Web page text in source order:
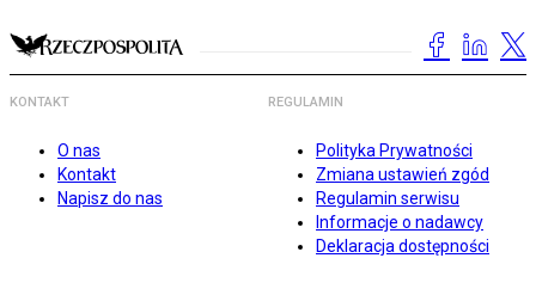
KONTAKT
O nas
Kontakt
Napisz do nas
REGULAMIN
Polityka Prywatności
Zmiana ustawień zgód
Regulamin serwisu
Informacje o nadawcy
Deklaracja dostępności